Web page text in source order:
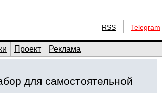
RSS Telegram
Проект Реклама
для самостоятельной